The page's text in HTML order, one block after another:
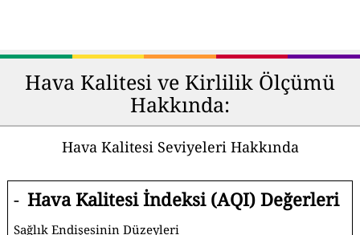
Hava Kalitesi ve Kirlilik Ölçümü
Hakkında:
Hava Kalitesi Seviyeleri Hakkında
- Hava Kalitesi İndeksi (AQI) Değerleri
Sağlık Endişesinin Düzeyleri